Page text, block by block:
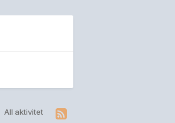
All aktivitet